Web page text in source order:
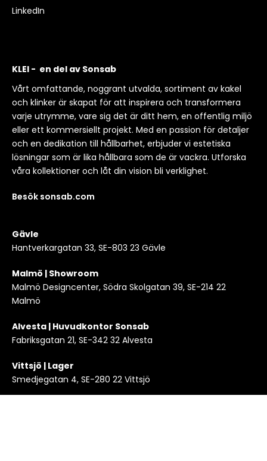
LinkedIn
KLEI - en del av Sonsab
Vårt omfattande, noggrant utvalda, sortiment av kakel
och klinker är skapat för att inspirera och transformera
varje utrymme, vare sig det är ditt hem, en offentlig miljö
eller ett kommersiellt projekt. Med en passion för detaljer
och en dedikation till hållbarhet, erbjuder vi estetiska
lösningar som är lika hållbara som de är vackra. Utforska
våra kollektioner och låt din vision bli verklighet.
Besök sonsab.com
Gävle
Hantverkargatan 33, SE-803 23 Gävle
Malmö | Showroom
Malmö Designcenter, Södra Skolgatan 39, SE-214 22
Malmö
Alvesta | Huvudkontor Sonsab
Fabriksgatan 21, SE-342 32 Alvesta
Vittsjö | Lager
Smedjegatan 4, SE-280 22 Vittsjö